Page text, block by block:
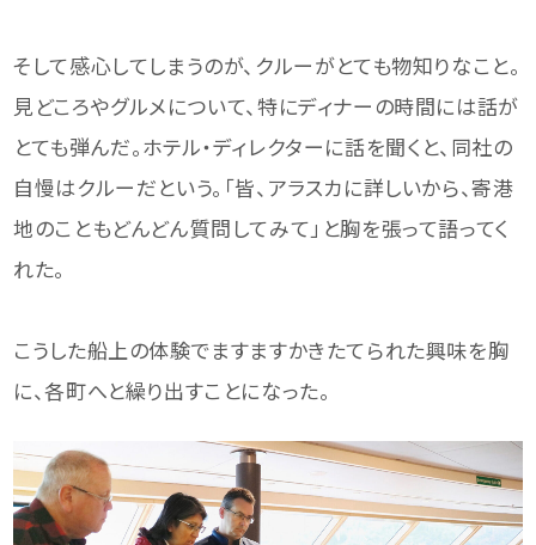
そして感心してしまうのが、クルーがとても物知りなこと。
見どころやグルメについて、特にディナーの時間には話が
とても弾んだ。ホテル・ディレクターに話を聞くと、同社の
自慢はクルーだという。「皆、アラスカに詳しいから、寄港
地のこともどんどん質問してみて」と胸を張って語ってく
れた。
こうした船上の体験でますますかきたてられた興味を胸
に、各町へと繰り出すことになった。